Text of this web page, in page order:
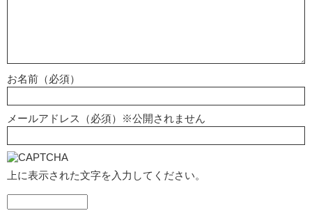
お名前（必須）
メールアドレス（必須）※公開されません
上に表示された文字を入力してください。